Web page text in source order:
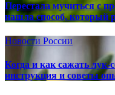
Перестала мучиться с
нашла способ, который
Новости России
Когда и как сажать лук-
инструкция и советы